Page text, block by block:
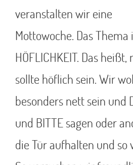
veranstalten wir eine
Mottowoche. Das Thema
HÖFLICHKEIT. Das heißt,
sollte höflich sein. Wir
besonders nett sein und
und BITTE sagen oder
die Tür aufhalten und so